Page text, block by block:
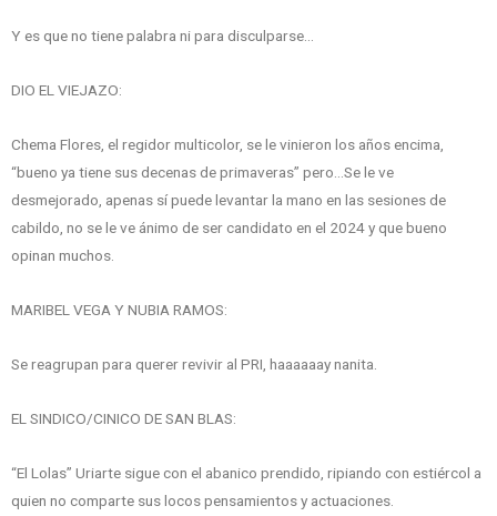
Y es que no tiene palabra ni para disculparse…
DIO EL VIEJAZO:
Chema Flores, el regidor multicolor, se le vinieron los años encima,
“bueno ya tiene sus decenas de primaveras” pero…Se le ve
desmejorado, apenas sí puede levantar la mano en las sesiones de
cabildo, no se le ve ánimo de ser candidato en el 2024 y que bueno
opinan muchos.
MARIBEL VEGA Y NUBIA RAMOS:
Se reagrupan para querer revivir al PRI, haaaaaay nanita.
EL SINDICO/CINICO DE SAN BLAS:
“El Lolas” Uriarte sigue con el abanico prendido, ripiando con estiércol a
quien no comparte sus locos pensamientos y actuaciones.